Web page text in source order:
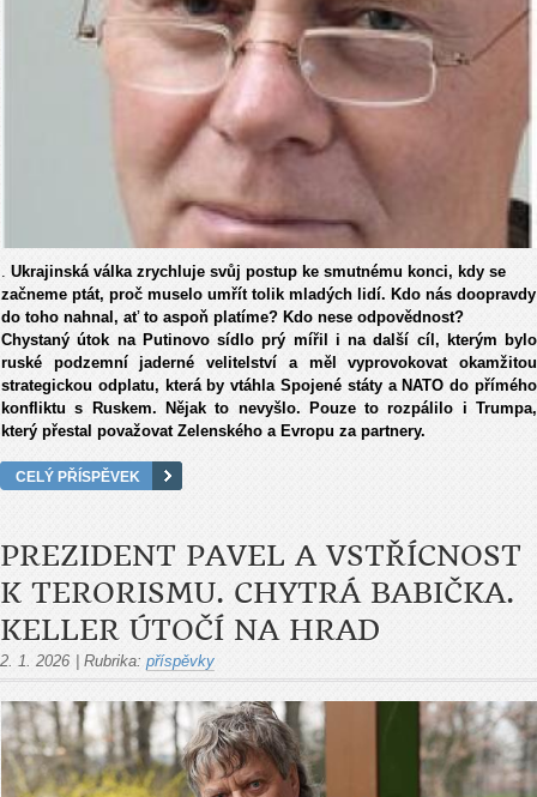
. Ukrajinská válka zrychluje svůj postup ke smutnému konci, kdy se
začneme ptát, proč muselo umřít tolik mladých lidí. Kdo nás doopravdy
do toho nahnal, ať to aspoň platíme? Kdo nese odpovědnost?
Chystaný útok na Putinovo sídlo prý mířil i na další cíl, kterým bylo
ruské podzemní jaderné velitelství a měl vyprovokovat okamžitou
strategickou odplatu, která by vtáhla Spojené státy a NATO do přímého
konfliktu s Ruskem. Nějak to nevyšlo. Pouze to rozpálilo i Trumpa,
který přestal považovat Zelenského a Evropu za partnery.
CELÝ PŘÍSPĚVEK
PREZIDENT PAVEL A VSTŘÍCNOST
K TERORISMU. CHYTRÁ BABIČKA.
KELLER ÚTOČÍ NA HRAD
2. 1. 2026 Rubrika: příspěvky